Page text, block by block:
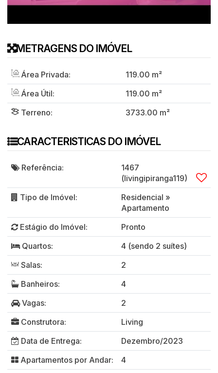
METRAGENS DO IMÓVEL
Área Privada: 119.00 m²
Área Útil:
119.00 m²
Terreno:
3733.00 m²
CARACTERISTICAS DO IMÓVEL
Referência:
1467
(livingipiranga119)
Tipo de Imóvel:
Residencial »
Apartamento
Estágio do Imóvel:
Pronto
Quartos:
4 (sendo 2 suítes)
Salas:
2
Banheiros:
4
Vagas:
2
Construtora:
Living
Data de Entrega:
Dezembro/2023
Apartamentos por Andar:
4